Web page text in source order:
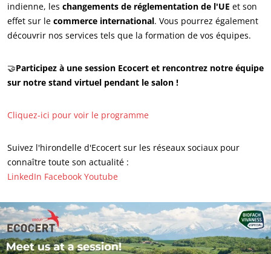
NOS ENGAGEMENTS RSE
Agir via nos prestations
S’investir pour notre environnement
NOS SECTEURS D'ACTIVITÉ
Agroalimentaire
indienne, les changements de réglementation de l'UE et son
effet sur le commerce international. Vous pourrez également
découvrir nos services tels que la formation de vos équipes.
🤝Participez à une session Ecocert et rencontrez notre équipe
sur notre stand virtuel pendant le salon !
Cliquez-ici pour voir le programme
Suivez l'hirondelle d'Ecocert sur les réseaux sociaux pour
connaître toute son actualité :
LinkedIn Facebook Youtube